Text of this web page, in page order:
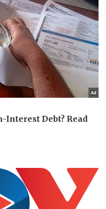
Công nghệ
Sành điệu